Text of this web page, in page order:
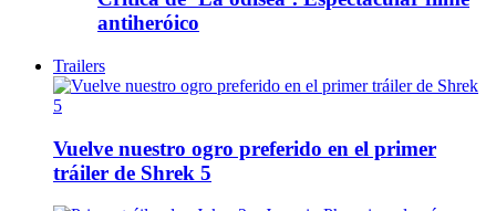
antiheróico
Trailers
Vuelve nuestro ogro preferido en el primer
tráiler de Shrek 5